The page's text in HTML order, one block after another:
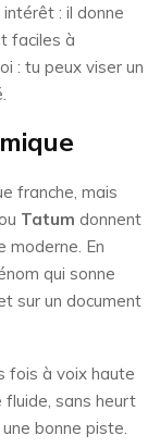
: il donne
faciles à
: tu peux viser un
franche, mais
Tatum donnent
moderne. En
qui sonne
sur un document
fois à voix haute
fluide, sans heurt
bonne piste.